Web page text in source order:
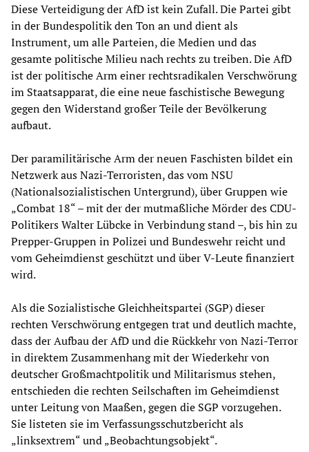
Diese Verteidigung der AfD ist kein Zufall. Die Partei gibt
in der Bundespolitik den Ton an und dient als
Instrument, um alle Parteien, die Medien und das
gesamte politische Milieu nach rechts zu treiben. Die AfD
ist der politische Arm einer rechtsradikalen Verschwörung
im Staatsapparat, die eine neue faschistische Bewegung
gegen den Widerstand großer Teile der Bevölkerung
aufbaut.
Der paramilitärische Arm der neuen Faschisten bildet ein
Netzwerk aus Nazi-Terroristen, das vom NSU
(Nationalsozialistischen Untergrund), über Gruppen wie
„Combat 18“ – mit der der mutmaßliche Mörder des CDU-
Politikers Walter Lübcke in Verbindung stand –, bis hin zu
Prepper-Gruppen in Polizei und Bundeswehr reicht und
vom Geheimdienst geschützt und über V-Leute finanziert
wird.
Als die Sozialistische Gleichheitspartei (SGP) dieser
rechten Verschwörung entgegen trat und deutlich machte,
dass der Aufbau der AfD und die Rückkehr von Nazi-Terror
in direktem Zusammenhang mit der Wiederkehr von
deutscher Großmachtpolitik und Militarismus stehen,
entschieden die rechten Seilschaften im Geheimdienst
unter Leitung von Maaßen, gegen die SGP vorzugehen.
Sie listeten sie im Verfassungsschutzbericht als
„linksextrem“ und „Beobachtungsobjekt“.